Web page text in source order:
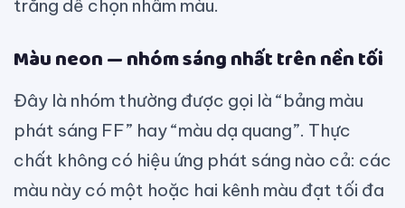
trắng dễ chọn nhầm màu.
Màu neon — nhóm sáng nhất trên nền tối
Đây là nhóm thường được gọi là “bảng màu
phát sáng FF” hay “màu dạ quang”. Thực
chất không có hiệu ứng phát sáng nào cả: các
màu này có một hoặc hai kênh màu đạt tối đa